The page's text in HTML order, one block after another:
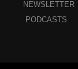
NEWSLETTER
PODCASTS